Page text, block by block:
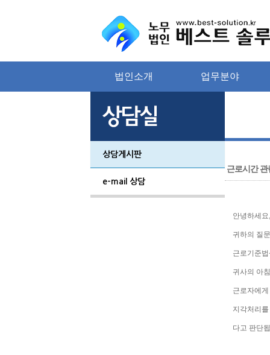
법인소개 업무분야
상담게시판
e-mail 상담
근로시간
안녕하세
귀하의 질
근로기준
귀사의 아
근로자에
지각처리
다고 판단